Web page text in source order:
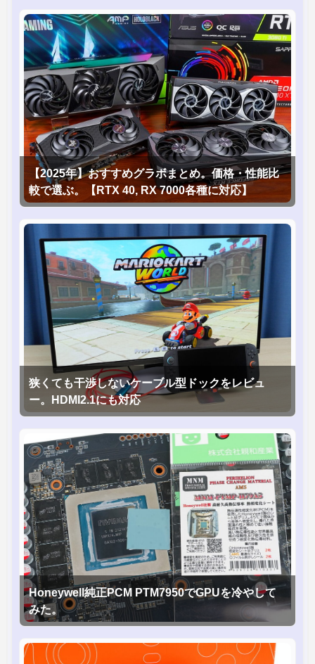
【2025年】おすすめグラボまとめ。価格・性能比
較で選ぶ。【RTX 40, RX 7000各種に対応】
狭くても干渉しないケーブル型ドックをレビュ
ー。HDMI2.1にも対応
Honeywell純正PCM PTM7950でGPUを冷やして
みた。